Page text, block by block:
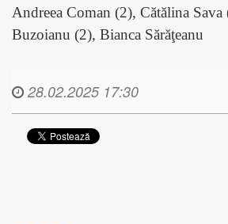
Andreea Coman (2), Cătălina
Buzoianu (2), Bianca Sărăţeanu
28.02.2025 17:30